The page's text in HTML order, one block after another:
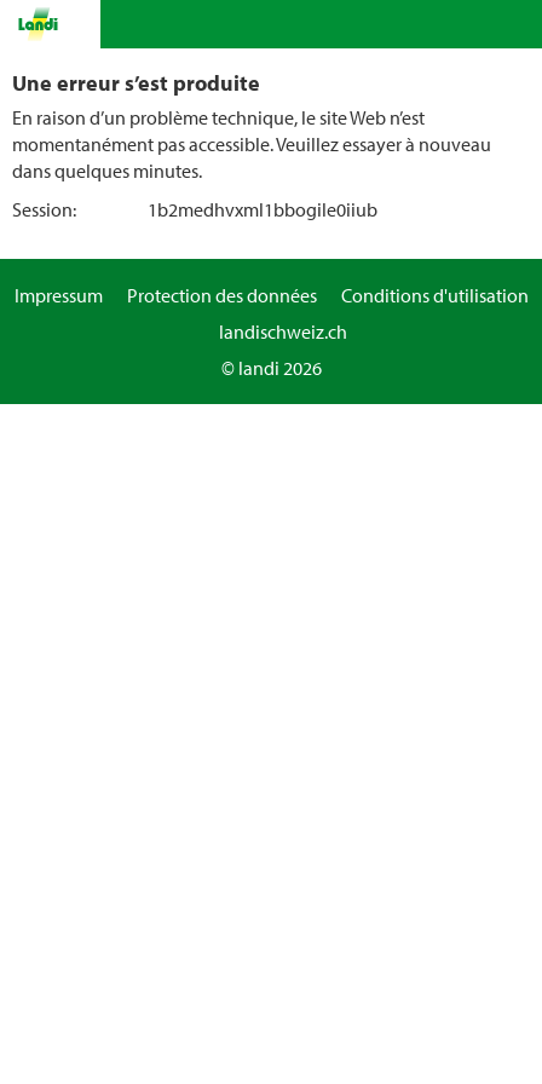
Une erreur s’est produite
En raison d’un problème technique, le site Web n’est
momentanément pas accessible. Veuillez essayer à nouveau
dans quelques minutes.
Session:
1b2medhvxml1bbogile0iiub
Impressum Protection des données
Conditions d'utilisation
landischweiz.ch
© landi 2026